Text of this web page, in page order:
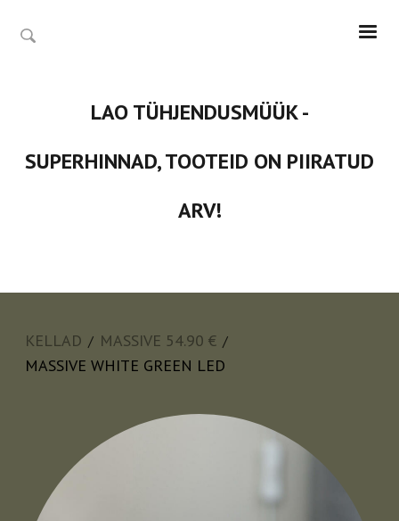
LAO TÜHJENDUSMÜÜK -
SUPERHINNAD, TOOTEID ON PIIRATUD
ARV!
KELLAD / MASSIVE 54.90 € /
MASSIVE WHITE GREEN LED